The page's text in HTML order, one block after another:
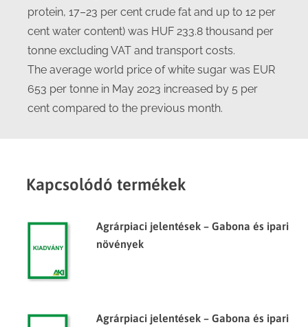
protein, 17–23 per cent crude fat and up to 12 per
cent water content) was HUF 233.8 thousand per
tonne excluding VAT and transport costs.
The average world price of white sugar was EUR
653 per tonne in May 2023 increased by 5 per
cent compared to the previous month.
Kapcsolódó termékek
Agrárpiaci jelentések – Gabona és ipari
növények
Agrárpiaci jelentések – Gabona és ipari